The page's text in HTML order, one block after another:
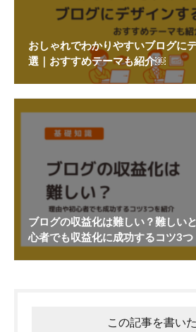
おしゃれでわかりやすいブログに
選｜おすすめテーマも紹介￼
ブログの収益化は難しい？難しい
心者でも収益化に成功するコツ3つ
この記事を書い